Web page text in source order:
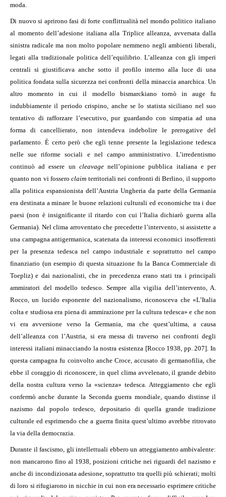
moda.
Di nuovo si aprirono fasi di forte conflittualità nel mondo politico italiano
al momento dell’adesione italiana alla Triplice alleanza, avversata dalla
sinistra radicale ma non molto popolare nemmeno negli ambienti liberali,
legati alla tradizionale politica dell’equilibrio. L’alleanza con gli imperi
centrali si giustificava anche sotto il profilo interno alla luce di una
politica fondata sulla sicurezza nei confronti della minaccia anarchica. Un
altro momento in cui il modello bismarckiano tornò in auge fu
indubbiamente il periodo crispino, anche se lo statista siciliano nel suo
tentativo di rafforzare l’esecutivo, pur guardando con simpatia ad una
forma di cancellierato, non intendeva indebolire le prerogative del
parlamento. È certo però che egli tenne presente la legislazione tedesca
nelle sue riforme sociali e nel campo amministrativo. L’irredentismo
continuò ad essere un cleavagenell’opinione pubblica italiana e per
quanto non vi fosseroclaim territoriali nei confronti di Berlino, il supporto
alla politica espansionista dell’Austria Ungheria da parte della Germania
era destinata a minare le buone relazioni culturali ed economiche tra i due
paesi (non è insignificante il ritardo con cui l’Italia dichiarò guerra alla
Germania). Nel clima arroventato che precedette l’intervento, si assistette a
una campagna antigermanica, scatenata da interessi economici insofferenti
per la presenza tedesca nel campo industriale e soprattutto nel campo
finanziario (un esempio di questa situazione fu la Banca Commerciale di
Toepliz) e dai nazionalisti, che in precedenza erano stati tra i principali
ammiratori del modello tedesco. Sempre alla vigilia dell’intervento, A.
Rocco, un lucido esponente del nazionalismo, riconosceva che «L’Italia
colta e studiosa era piena di ammirazione per la cultura tedesca» e che non
vi era avversione verso la Germania, ma che quest’ultima, a causa
dell’alleanza con l’Austria, si era messa di traverso nei confronti degli
interessi italiani minacciando la nostra esistenza [Rocco 1938, pp. 207]. In
questa campagna fu coinvolto anche Croce, accusato di germanofilia, che
ebbe il coraggio di riconoscere, in quel clima avvelenato, il grande debito
della nostra cultura verso la «scienza» tedesca. Atteggiamento che egli
confermò anche durante la Seconda guerra mondiale, quando distinse il
nazismo dal popolo tedesco, depositario di quella grande tradizione
culturale ed esprimendo che a guerra finita quest’ultimo avrebbe ritrovato
la via della democrazia.
Durante il fascismo, gli intellettuali ebbero un atteggiamento ambivalente:
non mancarono fino al 1938, posizioni critiche nei riguardi del nazismo e
anche di incondizionata adesione, soprattutto tra quelli più schierati; molti
di loro si rifugiarono in nicchie in cui non era necessario esprimere critiche